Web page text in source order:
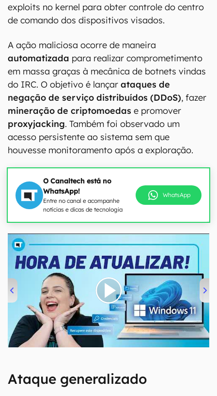
exploits no kernel para obter controle do centro
de comando dos dispositivos visados.
A ação maliciosa ocorre de maneira
automatizada para realizar comprometimento
em massa graças à mecânica de botnets vindas
do IRC. O objetivo é lançar ataques de
negação de serviço distribuídos (DDoS), fazer
mineração de criptomoedas e promover
proxyjacking. Também foi observado um
acesso persistente ao sistema sem que
houvesse monitoramento após a exploração.
O Canaltech está no
WhatsApp!
Entre no canal e acompanhe
notícias e dicas de tecnologia
WhatsApp
00:00 04:52
Ataque generalizado